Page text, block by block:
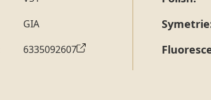
Pro sdělení skladové velikosti tohoto
GIA
6335092607